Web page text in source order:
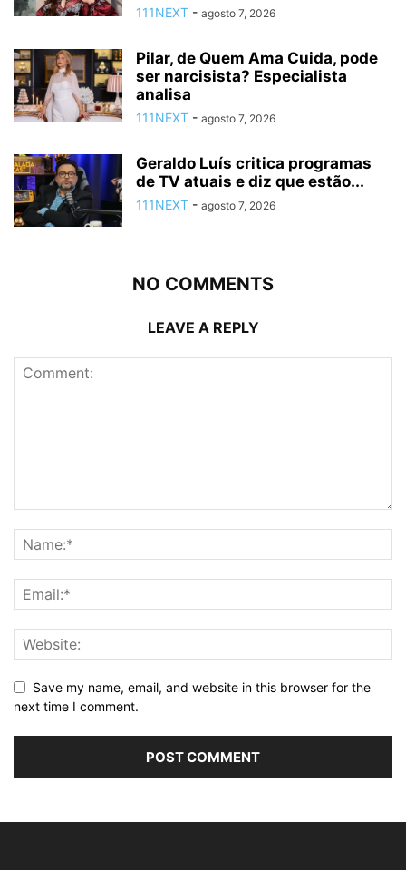
111NEXT - agosto 7, 2026
Pilar, de Quem Ama Cuida, pode
ser narcisista? Especialista
analisa
111NEXT - agosto 7, 2026
Geraldo Luís critica programas
de TV atuais e diz que estão...
111NEXT - agosto 7, 2026
NO COMMENTS
LEAVE A REPLY
Save my name, email, and website in this browser for the
next time I comment.